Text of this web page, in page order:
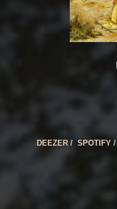
DEEZER / SPOTIFY /